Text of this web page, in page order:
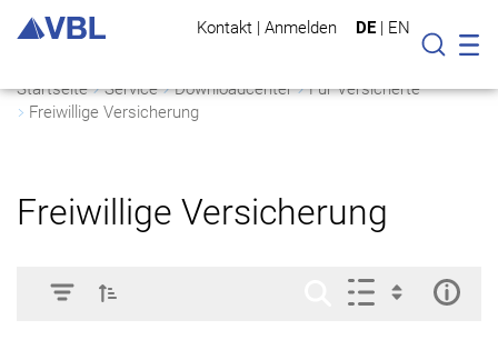
Kontakt | Anmelden DE | EN
Suche
Startseite Service Downloadcenter
Für Versicherte
Freiwillige Versicherung
Freiwillige Versicherung